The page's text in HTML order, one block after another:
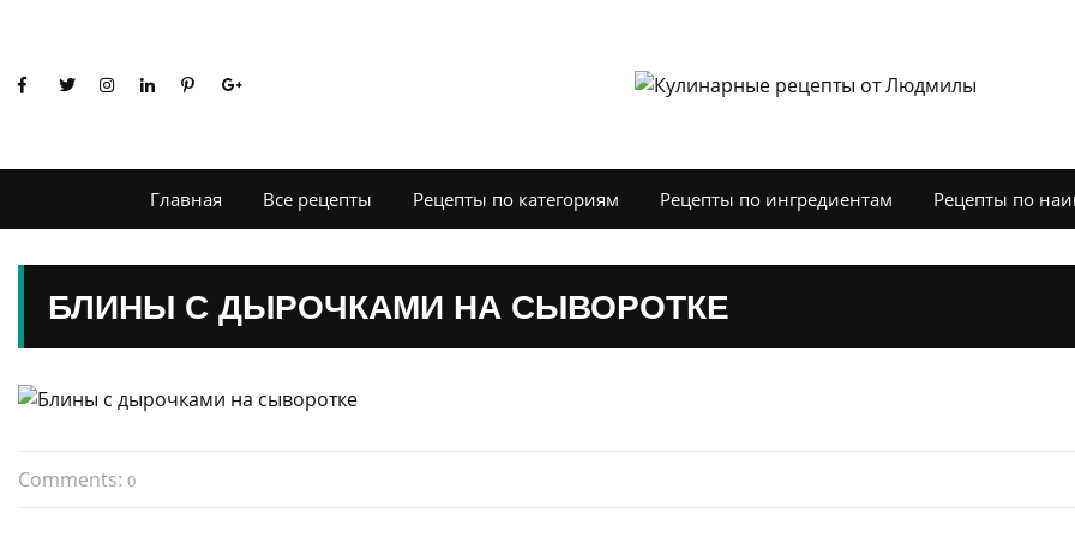
Главная Все рецепты Рецепты по категориям Рецепты по ингредиентам Рецепты по
БЛИНЫ С ДЫРОЧКАМИ НА СЫВОРОТКЕ
Comments: 0